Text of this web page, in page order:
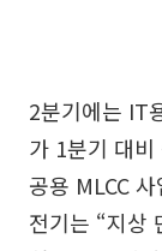
2분기에는 IT
가 1분기 대
공용 MLCC
전기는 “지상